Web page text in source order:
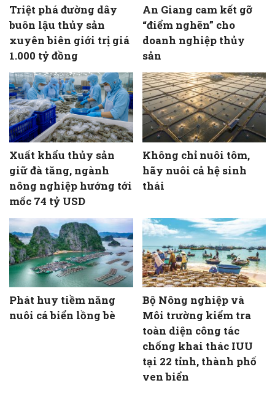
Triệt phá đường dây
buôn lậu thủy sản
xuyên biên giới trị giá
1.000 tỷ đồng
An Giang cam kết gỡ
“điểm nghẽn” cho
doanh nghiệp thủy
sản
Xuất khẩu thủy sản
giữ đà tăng, ngành
nông nghiệp hướng tới
mốc 74 tỷ USD
Không chỉ nuôi tôm,
hãy nuôi cả hệ sinh
thái
Phát huy tiềm năng
nuôi cá biển lồng bè
Bộ Nông nghiệp và
Môi trường kiểm tra
toàn diện công tác
chống khai thác IUU
tại 22 tỉnh, thành phố
ven biển